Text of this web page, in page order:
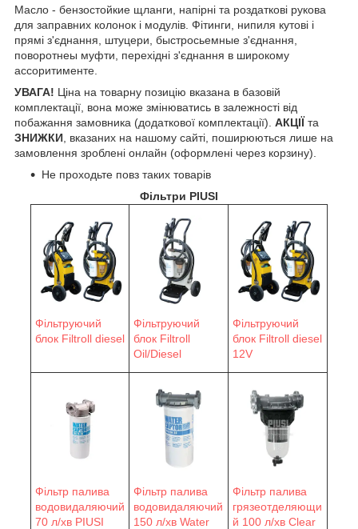
Масло - бензостойкие щланги, напірні та роздаткові рукова
для заправних колонок і модулів. Фітинги, нипиля кутові і
прямі з'єднання, штуцери, быстросьемные з'єднання,
поворотнеы муфти, перехідні з'єднання в широкому
ассоритименте.
УВАГА! Ціна на товарну позицію вказана в базовій
комплектації, вона може змінюватись в залежності від
побажання замовника (додаткової комплектації). АКЦІЇ та
ЗНИЖКИ , вказаних на нашому сайті, поширюються лише на
замовлення зроблені онлайн (оформлені через корзину).
Не проходьте повз таких товарів
Фільтри PIUSI
Фільтруючий
блок Filtroll diesel
Фільтруючий
блок Filtroll
Oil/Diesel
Фільтруючий
блок Filtroll diesel
12V
Фільтр палива
водовидаляючий
70 л/хв PIUSI
Фільтр палива
водовидаляючий
150 л/хв Water
Фільтр палива
грязеотделяющи
й 100 л/хв Clear